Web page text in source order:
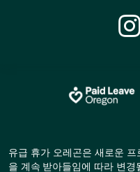
유급 휴가 오레곤은 새로운
을 계속 받아들임에 따라 변